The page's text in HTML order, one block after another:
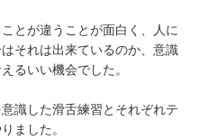
とが違うことが面白く、人に
それは出来ているのか、意識
るいい機会でした。
識した滑舌練習とそれぞれテ
ました。